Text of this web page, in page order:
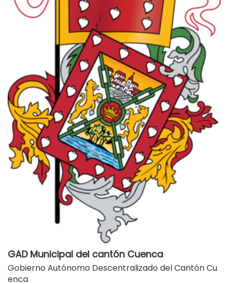
GAD Municipal del cantón Cuenca
Gobierno Autónomo Descentralizado del Cantón Cu
enca